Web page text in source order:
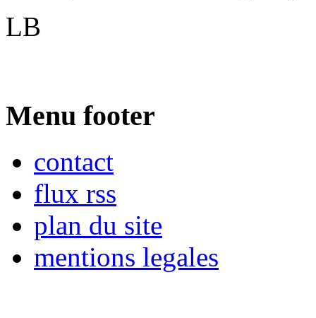
LB
Menu footer
contact
flux rss
plan du site
mentions legales